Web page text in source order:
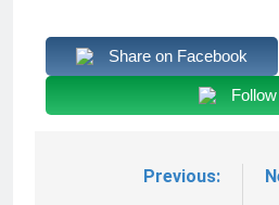
Share on Facebook
NavigasiPrevious: